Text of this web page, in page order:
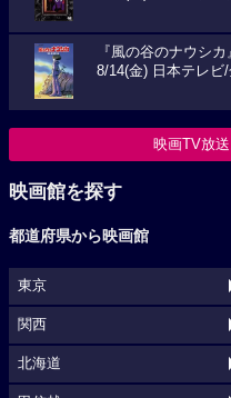
『風の谷のナウシカ
8/14(金) 日本テレビ
映画TV放
映画館を探す
都道府県から映画館
東京
関西
北海道